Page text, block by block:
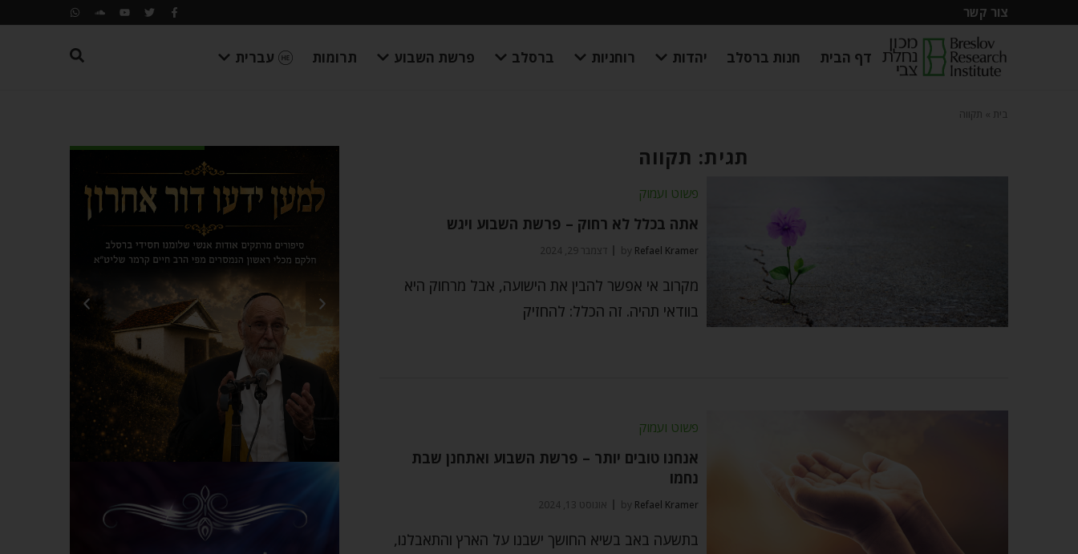
צור קשר
דף הבית חנות ברסלב יהדות רוחניות ברסלב פרשת השבוע תרומות עברית
בית תקווה
תגית: תקווה
פשוט ועמוק
אתה בכלל לא רחוק – פרשת השבוע ויגש
by Refael Kramer דצמבר 29, 2024
מקרוב אי אפשר להבין את הישועה, אבל מרחוק היא
בוודאי תהיה. זה הכלל: להחזיק
פשוט ועמוק
אנחנו טובים יותר – פרשת השבוע ואתחנן שבת
נחמו
by Refael Kramer אוגוסט 13, 2024
בתשעה באב בשיא החושך ישבנו על הארץ והתאבלנו,